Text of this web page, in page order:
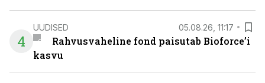
4
UUDISED 05.08.26, 11:17
Rahvusvaheline fond paisutab Bioforce’i
kasvu